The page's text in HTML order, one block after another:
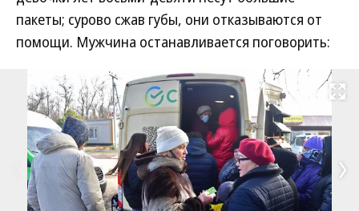
пакеты; сурово сжав губы, они отказываются от
помощи. Мужчина останавливается поговорить:
Развернуть